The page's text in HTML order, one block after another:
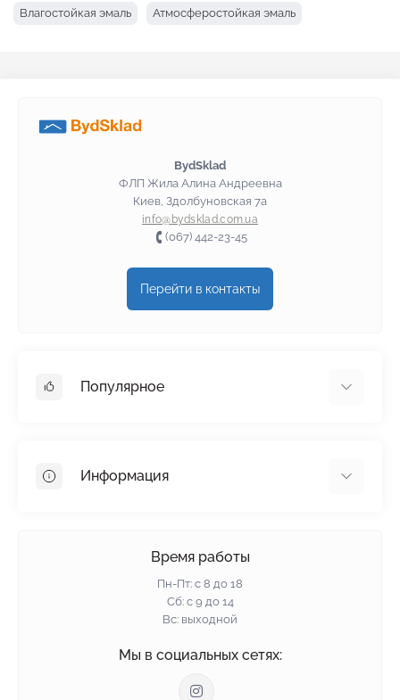
Влагостойкая эмаль Атмосферостойкая эмаль
BydSklad
ФЛП Жила Алина Андреевна
Киев, Здолбуновская 7а
info@bydsklad.com.ua
(067) 442-23-45
Перейти в контакты
Популярное
Пенопласт
Информация
Политика конфиденциальности
Время работы
Пн-Пт: с 8 до 18
Сб: с 9 до 14
Вс: выходной
Мы в социальных сетях: